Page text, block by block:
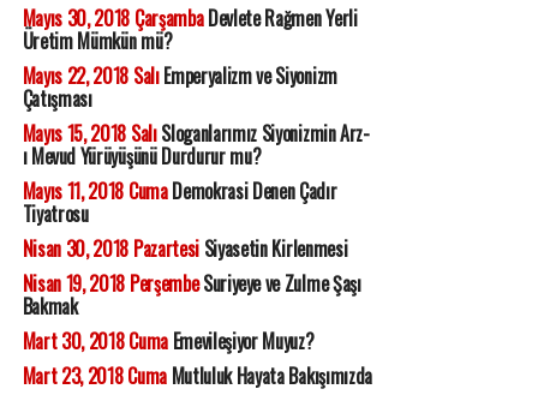
Mayıs 30, 2018 ÇarşambaDevlete Rağmen Yerli
Üretim Mümkün mü?
Mayıs 22, 2018 SalıEmperyalizm ve Siyonizm
Çatışması
Mayıs 15, 2018 SalıSloganlarımız Siyonizmin Arz-
ı Mevud Yürüyüşünü Durdurur mu?
Mayıs 11, 2018 CumaDemokrasi Denen Çadır
Tiyatrosu
Nisan 30, 2018 PazartesiSiyasetin Kirlenmesi
Nisan 19, 2018 PerşembeSuriyeye ve Zulme Şaşı
Bakmak
Mart 30, 2018 CumaEmevileşiyor Muyuz?
Mart 23, 2018 CumaMutluluk Hayata Bakışımızda